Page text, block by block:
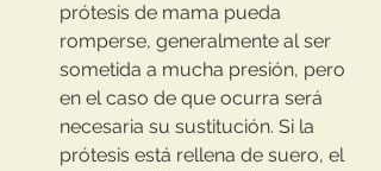
prótesis de mama pueda
romperse, generalmente al ser
sometida a mucha presión, pero
en el caso de que ocurra será
necesaria su sustitución. Si la
prótesis está rellena de suero, el